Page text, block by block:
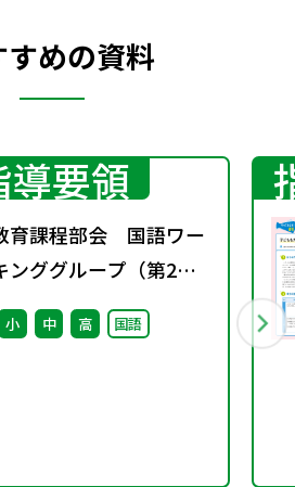
すめの資料
導要領
育課程部会 国語ワー
ンググループ（第2
回） 配付資料
小 中 高 国語